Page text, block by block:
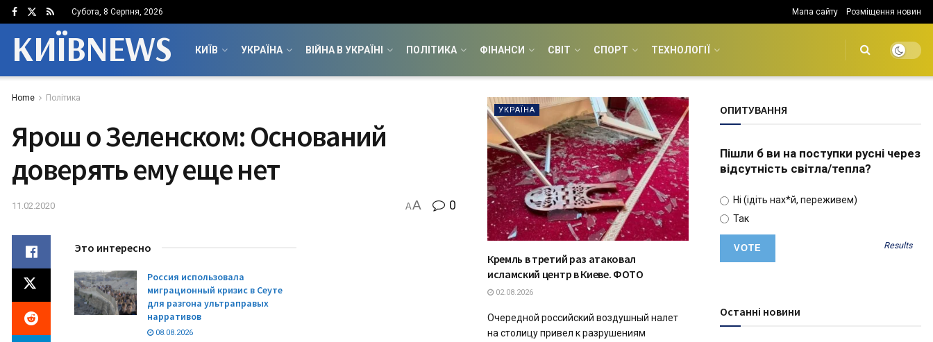
Субота, 8 Серпня, 2026 Мапа сайту Розміщення новин
КИЇВNEWS КИЇВ УКРАЇНА ВІЙНА В УКРАЇНІ ПОЛІТИКА ФІНАНСИ СВІТ СПОРТ ТЕХНОЛОГІЇ
Home Політика
Ярош о Зеленском: Оснований
доверять ему еще нет
11.02.2020 AA 0
Это интересно
Россия использовала
миграционный кризис в Сеуте
для разгона ультраправых
нарративов
08.08.2026
УКРАЇНА
Кремль в третий раз атаковал
исламский центр в Киеве. ФОТО
02.08.2026
Очередной российский воздушный налет
на столицу привел к разрушениям
ОПИТУВАННЯ
Пішли б ви на поступки русні через
відсутність світла/тепла?
Ні (ідіть нах*й, переживем)
Так
Results
Останні новини